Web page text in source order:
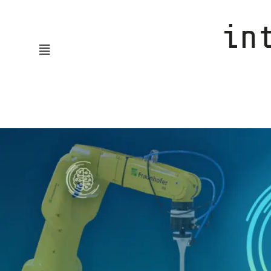
Automatisierung & Robotik
Batterie & Wasserstoff
Digitalisierung
Embodied AI